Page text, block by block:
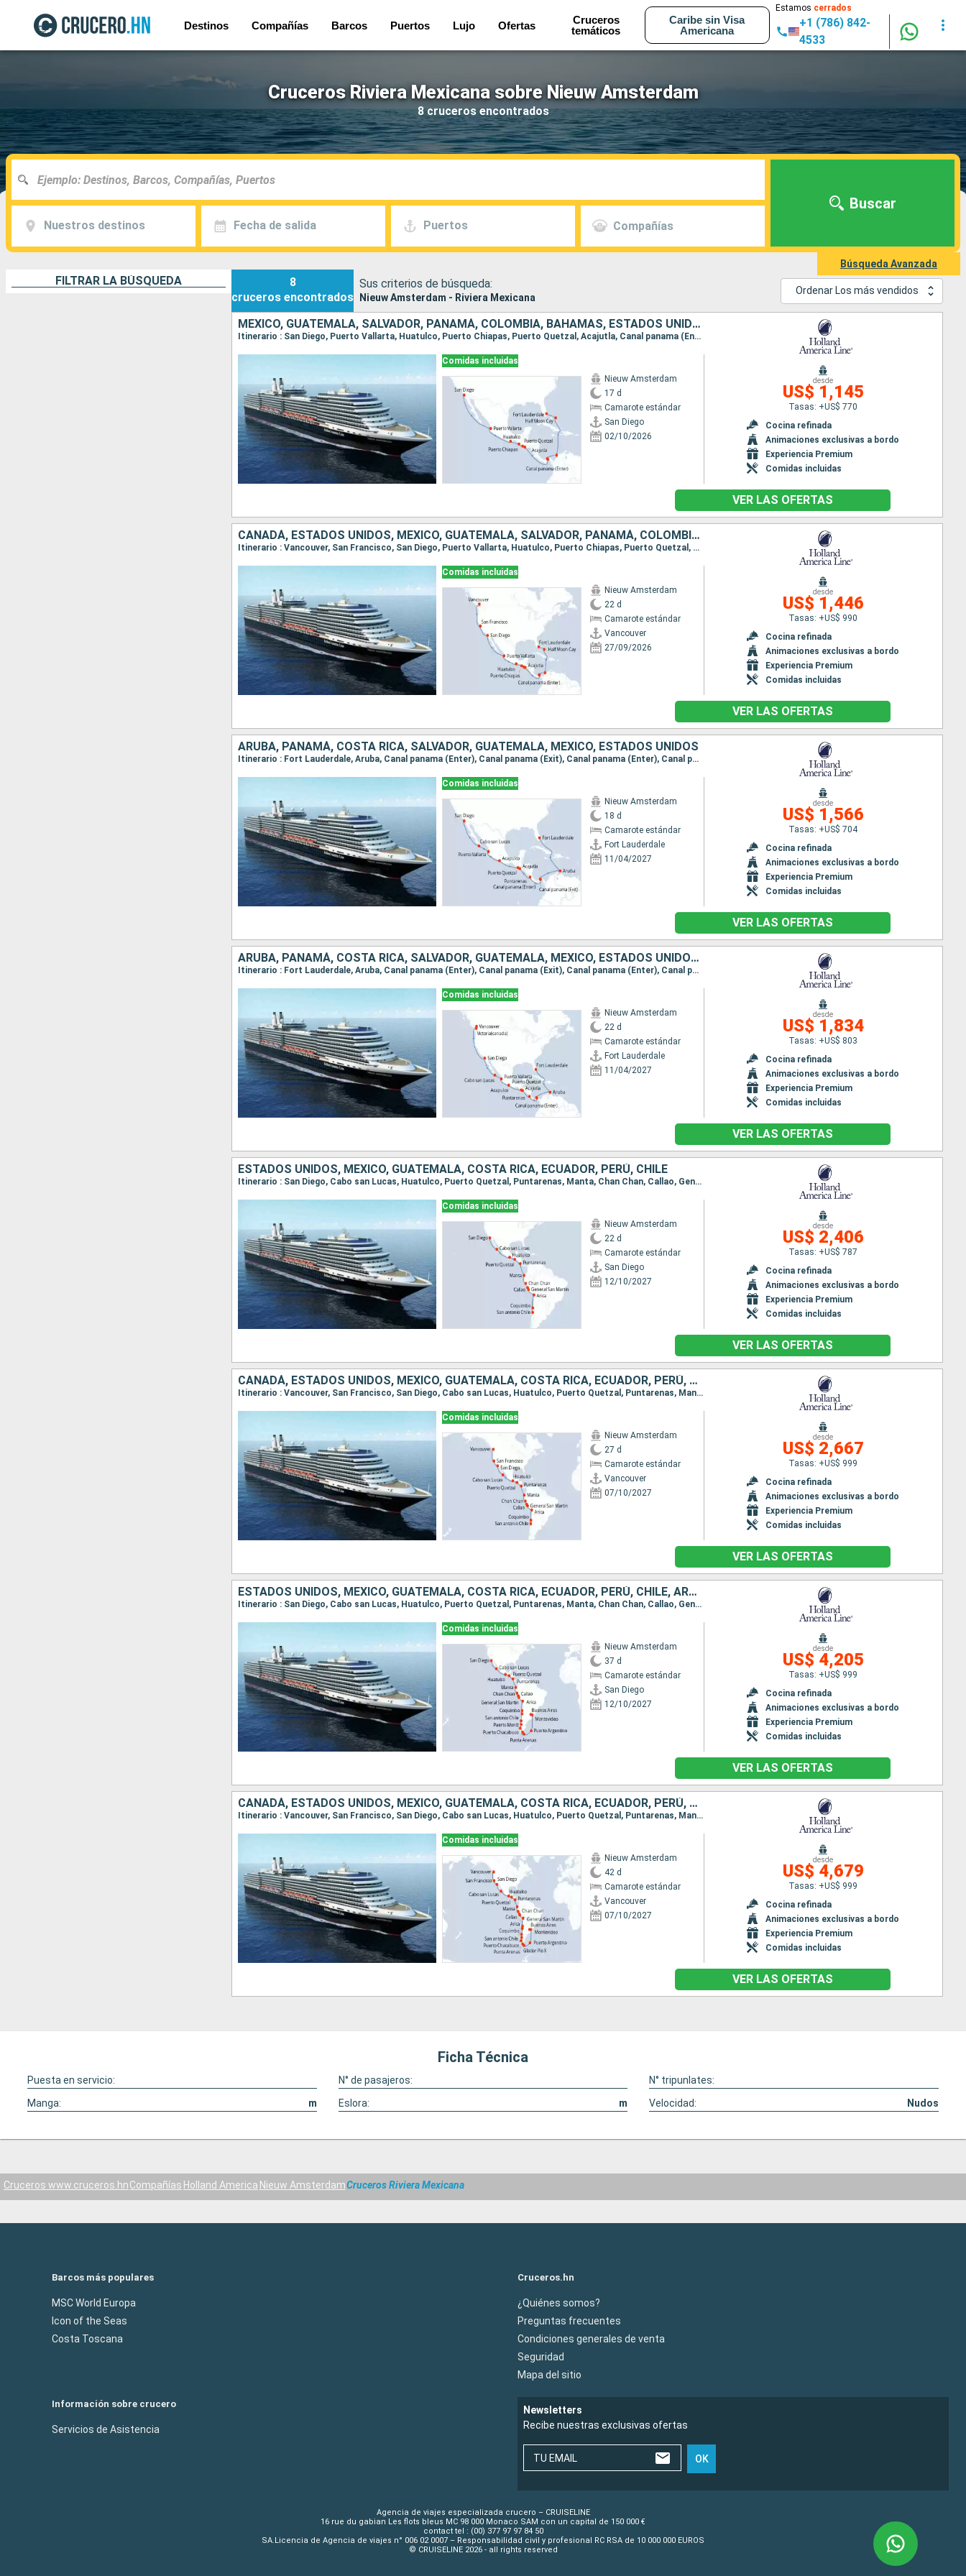
Destinos Compañías Barcos Puertos Lujo Ofertas
Cruceros
temáticos
Caribe sin Visa
Americana
Estamos cerrados
+1 (786) 842-
4533
Cruceros Riviera Mexicana sobre Nieuw Amsterdam
8 cruceros encontrados
Nuestros destinos Fecha de salida Puertos Compañías
Buscar
Búsqueda Avanzada
FILTRAR LA BÚSQUEDA
8
cruceros encontrados
Sus criterios de búsqueda:
Nieuw Amsterdam - Riviera Mexicana
Ordenar Los más vendidos
MÉXICO, GUATEMALA, SALVADOR, PANAMÁ, COLOMBIA, BAHAMAS, ESTADOS UNIDOS
Itinerario : San Diego, Puerto Vallarta, Huatulco, Puerto Chiapas, Puerto Quetzal, Acajutla, Canal panama (Enter), Canal panama (Exit), Canal panama (Enter), Canal panama (Exit), Cartagena de Indias, Half Moon Cay, Fort Lauderdale
Comidas incluidas
Nieuw Amsterdam
17 d
Camarote estándar
San Diego
02/10/2026
desde
US$ 1,145
Tasas: +US$ 770
Cocina refinada
Animaciones exclusivas a bordo
Experiencia Premium
Comidas incluidas
VER LAS OFERTAS
CANADÁ, ESTADOS UNIDOS, MÉXICO, GUATEMALA, SALVADOR, PANAMÁ, COLOMBIA, BAHAMAS
Itinerario : Vancouver, San Francisco, San Diego, Puerto Vallarta, Huatulco, Puerto Chiapas, Puerto Quetzal, Acajutla, Canal panama (Enter), Canal panama (Exit), Canal panama (Enter), Canal panama (Exit), Cartagena de Indias, Half Moon Cay, Fort Lauderdale
Comidas incluidas
Nieuw Amsterdam
22 d
Camarote estándar
Vancouver
27/09/2026
desde
US$ 1,446
Tasas: +US$ 990
Cocina refinada
Animaciones exclusivas a bordo
Experiencia Premium
Comidas incluidas
VER LAS OFERTAS
ARUBA, PANAMÁ, COSTA RICA, SALVADOR, GUATEMALA, MÉXICO, ESTADOS UNIDOS
Itinerario : Fort Lauderdale, Aruba, Canal panama (Enter), Canal panama (Exit), Canal panama (Enter), Canal panama (Exit), Puntarenas, Acajutla, Puerto Quetzal, Acapulco, Puerto Vallarta, Cabo san Lucas, San Diego
Comidas incluidas
Nieuw Amsterdam
18 d
Camarote estándar
Fort Lauderdale
11/04/2027
desde
US$ 1,566
Tasas: +US$ 704
Cocina refinada
Animaciones exclusivas a bordo
Experiencia Premium
Comidas incluidas
VER LAS OFERTAS
ARUBA, PANAMÁ, COSTA RICA, SALVADOR, GUATEMALA, MÉXICO, ESTADOS UNIDOS, CANADÁ
Itinerario : Fort Lauderdale, Aruba, Canal panama (Enter), Canal panama (Exit), Canal panama (Enter), Canal panama (Exit), Puntarenas, Acajutla, Puerto Quetzal, Acapulco, Puerto Vallarta, Cabo san Lucas, San Diego, Victoria, Vancouver
Comidas incluidas
Nieuw Amsterdam
22 d
Camarote estándar
Fort Lauderdale
11/04/2027
desde
US$ 1,834
Tasas: +US$ 803
Cocina refinada
Animaciones exclusivas a bordo
Experiencia Premium
Comidas incluidas
VER LAS OFERTAS
ESTADOS UNIDOS, MÉXICO, GUATEMALA, COSTA RICA, ECUADOR, PERÚ, CHILE
Itinerario : San Diego, Cabo san Lucas, Huatulco, Puerto Quetzal, Puntarenas, Manta, Chan Chan, Callao, General San Martin, Arica, Coquimbo, San antonio Chile
Comidas incluidas
Nieuw Amsterdam
22 d
Camarote estándar
San Diego
12/10/2027
desde
US$ 2,406
Tasas: +US$ 787
Cocina refinada
Animaciones exclusivas a bordo
Experiencia Premium
Comidas incluidas
VER LAS OFERTAS
CANADÁ, ESTADOS UNIDOS, MÉXICO, GUATEMALA, COSTA RICA, ECUADOR, PERÚ, CHILE
Itinerario : Vancouver, San Francisco, San Diego, Cabo san Lucas, Huatulco, Puerto Quetzal, Puntarenas, Manta, Chan Chan, Callao, General San Martin, Arica, Coquimbo, San antonio Chile
Comidas incluidas
Nieuw Amsterdam
27 d
Camarote estándar
Vancouver
07/10/2027
desde
US$ 2,667
Tasas: +US$ 999
Cocina refinada
Animaciones exclusivas a bordo
Experiencia Premium
Comidas incluidas
VER LAS OFERTAS
ESTADOS UNIDOS, MÉXICO, GUATEMALA, COSTA RICA, ECUADOR, PERÚ, CHILE, ARGENTINA, ISLAS MALVINAS, URUGUAY
Itinerario : San Diego, Cabo san Lucas, Huatulco, Puerto Quetzal, Puntarenas, Manta, Chan Chan, Callao, General San Martin, Arica, Coquimbo, San antonio Chile, Puerto Montt, Puerto Chacabuco, Glaciar Pio X, Punta Arenas, Ushuaia, Puerto Argentino, Montevideo, Buenos Aires
Comidas incluidas
Nieuw Amsterdam
37 d
Camarote estándar
San Diego
12/10/2027
desde
US$ 4,205
Tasas: +US$ 999
Cocina refinada
Animaciones exclusivas a bordo
Experiencia Premium
Comidas incluidas
VER LAS OFERTAS
CANADÁ, ESTADOS UNIDOS, MÉXICO, GUATEMALA, COSTA RICA, ECUADOR, PERÚ, CHILE, ARGENTINA, ISLAS MALVINAS, URUGUAY
Itinerario : Vancouver, San Francisco, San Diego, Cabo san Lucas, Huatulco, Puerto Quetzal, Puntarenas, Manta, Chan Chan, Callao, General San Martin, Arica, Coquimbo, San antonio Chile, Puerto Montt, Puerto Chacabuco, Glaciar Pio X, Punta Arenas, Ushuaia, Puerto Argentino, Montevideo, Buenos Aires
Comidas incluidas
Nieuw Amsterdam
42 d
Camarote estándar
Vancouver
07/10/2027
desde
US$ 4,679
Tasas: +US$ 999
Cocina refinada
Animaciones exclusivas a bordo
Experiencia Premium
Comidas incluidas
VER LAS OFERTAS
Ficha Técnica
Puesta en servicio: N° de pasajeros:
N° tripunlates:
Manga:
m Eslora: m Velocidad: Nudos
Cruceros www.cruceros.hnCompañías Holland America Nieuw AmsterdamCruceros Riviera Mexicana
Barcos más populares
MSC World Europa
Icon of the Seas
Costa Toscana
Cruceros.hn
¿Quiénes somos?
Preguntas frecuentes
Condiciones generales de venta
Seguridad
Mapa del sitio
Información sobre crucero
Servicios de Asistencia
Newsletters
Recibe nuestras exclusivas ofertas
TU EMAIL OK
Agencia de viajes especializada crucero – CRUISELINE
16 rue du gabian Les flots bleus MC 98 000 Monaco SAM con un capital de 150 000 €
contact tel : (00) 377 97 97 84 50
SA.Licencia de Agencia de viajes n° 006 02 0007 – Responsabilidad civil y profesional RC RSA de 10 000 000 EUROS
© CRUISELINE 2026 - all rights reserved